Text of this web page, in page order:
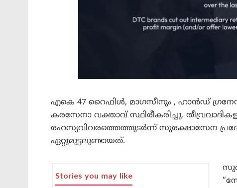
എകെ 47 റൈഫിൾ, മാഗസീനും , ഹാൻഡ്
കരസേനാ വക്താവ് സ്ഥിരീകരിച്ചു.
രഹസ്യവിവരത്തെത്തുടർന്ന് സുരക്ഷാസേന
ഏറ്റുമുട്ടലുണ്ടായത്.
Stories you may like